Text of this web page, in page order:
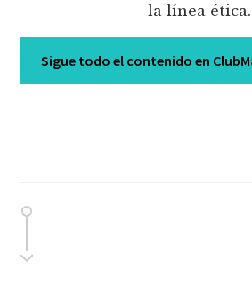
la línea ética.
Sigue todo el contenido en